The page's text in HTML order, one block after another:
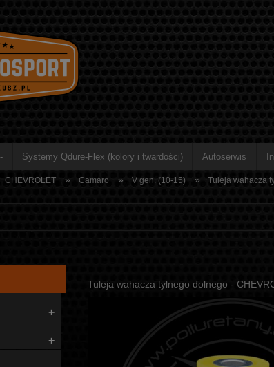
Systemy Qdure-Flex (kolory i twardości) Autoserwis
CHEVROLET » Camaro » V gen. (10-15) » Tuleja wahacza
+
+
Tuleja wahacza tylnego dolnego -